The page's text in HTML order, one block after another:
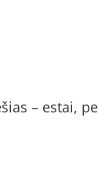
– estai,